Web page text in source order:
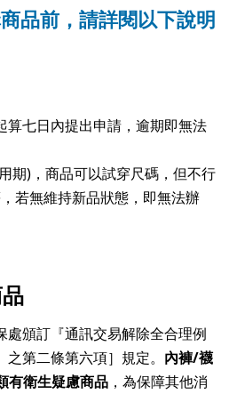
品前，請詳閱以下說明
算七日內提出申請，逾期即無法
期)，商品可以試穿尺碼，但不行
若無維持新品狀態，即無法辦
處頒訂『通訊交易解除全合理例
第二條第六項］規定。 內褲/襪
有衛生疑慮商品 ，為保障其他消